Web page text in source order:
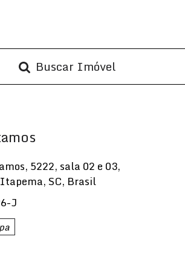
Buscar Imóvel
, 5222, sala 02 e 03,
Itapema, SC, Brasil
J